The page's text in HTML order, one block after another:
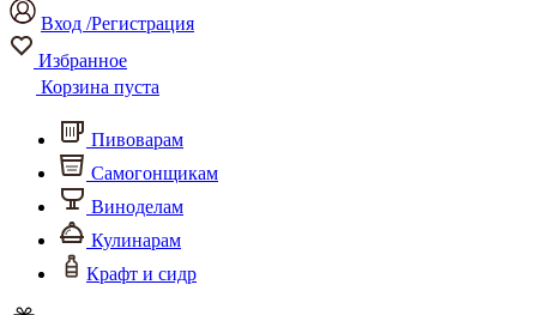
Вход /Регистрация
Избранное
Корзина пуста
Пивоварам
Самогонщикам
Виноделам
Кулинарам
Крафт и сидр